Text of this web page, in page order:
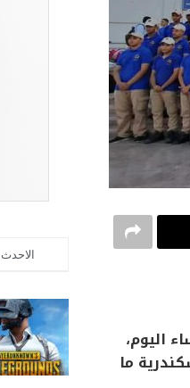
اليوم،
ما
الاحدث